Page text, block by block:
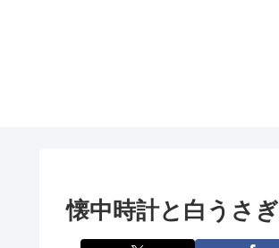
懐中時計と白うさぎ